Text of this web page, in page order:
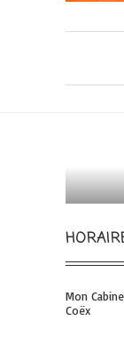
Mon
Coëx